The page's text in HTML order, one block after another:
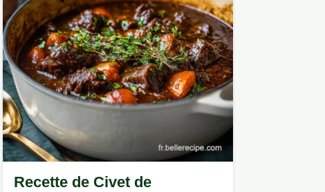
Recette de Civet de